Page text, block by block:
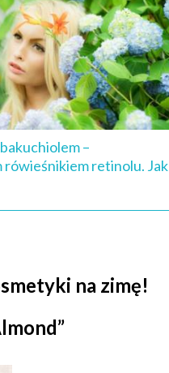
–
rówieśnikiem retinolu. Jak
na zimę!